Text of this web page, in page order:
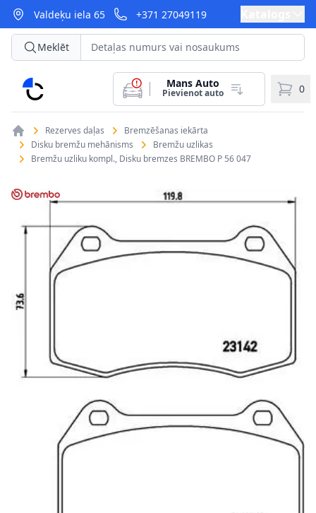
Valdeķu iela 65 +371 27049119
CarParts
Meklēt
Mans Auto
Pievienot auto 0
Rezerves daļas
Bremzēšanas iekārta
Disku bremžu mehānisms
Bremžu uzlikas
Bremžu uzliku kompl., Disku bremzes BREMBO P 56 047